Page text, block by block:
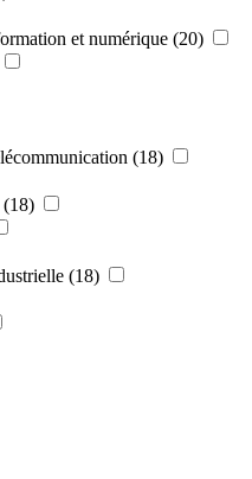
et numérique (20)
(18)
(18)
(18)